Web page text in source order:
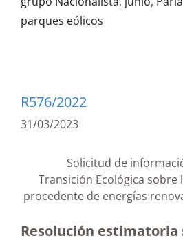
parques eólicos
R576/2022
31/03/2023
Solicitud de
Transición Ecológica sobre
procedente de energías
Resolución